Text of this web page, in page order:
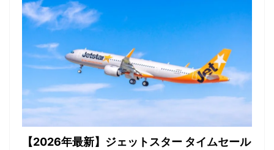
【2026年最新】ジェットスター タイムセール